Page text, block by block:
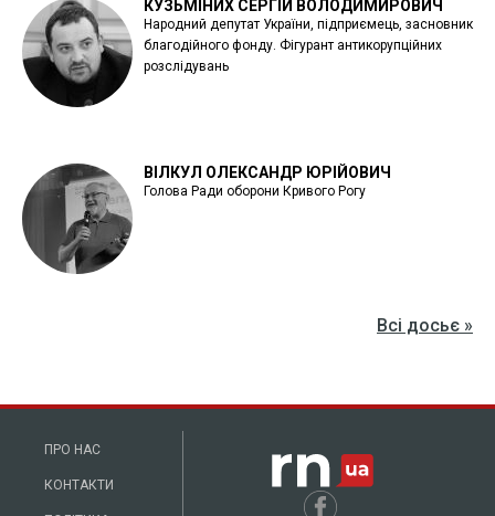
КУЗЬМІНИХ СЕРГІЙ ВОЛОДИМИРОВИЧ
Народний депутат України, підприємець, засновник
благодійного фонду. Фігурант антикорупційних
розслідувань
ВІЛКУЛ ОЛЕКСАНДР ЮРІЙОВИЧ
Голова Ради оборони Кривого Рогу
Всі досьє »
ПРО НАС
КОНТАКТИ